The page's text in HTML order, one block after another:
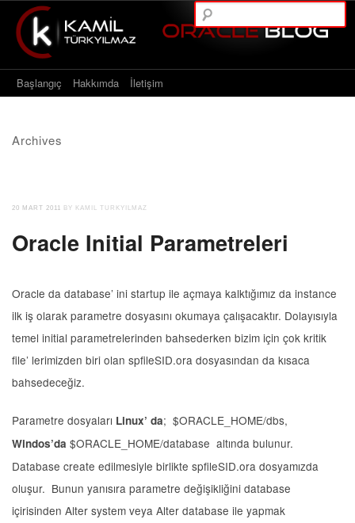
Main menu
Skip to content
Başlangıç Hakkımda İletişim
Archives
20 MART 2011 BY KAMIL TURKYILMAZ
Oracle Initial Parametreleri
Oracle da database’ ini startup ile açmaya kalktığımız da instance
ilk iş olarak parametre dosyasını okumaya çalışacaktır. Dolayısıyla
temel initial parametrelerinden bahsederken bizim için çok kritik
file’ lerimizden biri olan spfileSID.ora dosyasından da kısaca
bahsedeceğiz.
Parametre dosyaları Linux’ da; $ORACLE_HOME/dbs,
Windos’da $ORACLE_HOME/database altında bulunur.
Database create edilmesiyle birlikte spfileSID.ora dosyamızda
oluşur. Bunun yanısıra parametre değişikliğini database
içirisinden Alter system veya Alter database ile yapmak